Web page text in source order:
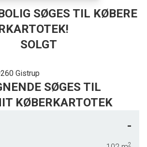
SØGES TIL KØBERE
SOLGT
Gistrup
SØGES TIL
KØBERKARTOTEK
i skønne Nøvling
Nøvling, finder I denne fine villa, der venter
-
2